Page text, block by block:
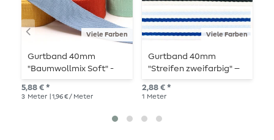
Viele Farben
Gurtband 40mm
"Baumwollmix Soft" -
3m Länge
5,88 € *
3 Meter | 1,96 € / Meter
Viele Farben
Gurtband 40mm
"Streifen zweifarbig" –
Meterware
2,88 € *
1 Meter